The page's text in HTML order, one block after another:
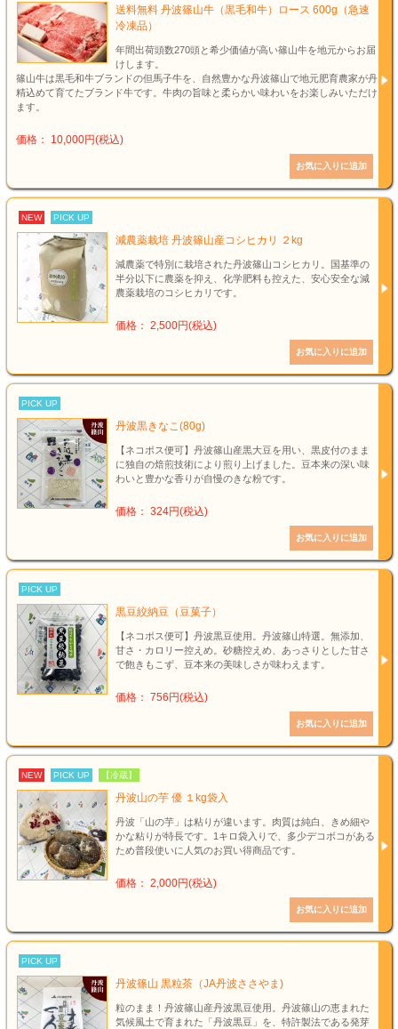
送料無料 丹波篠山牛（黒毛和牛）ロース 600g（急速
冷凍品）
年間出荷頭数270頭と希少価値が高い篠山牛を地元からお届
けします。
篠山牛は黒毛和牛ブランドの但馬子牛を、自然豊かな丹波篠山で地元肥育農家が丹
精込めて育てたブランド牛です。牛肉の旨味と柔らかい味わいをお楽しみいただけ
ます。
価格： 10,000円(税込)
NEW PICK UP
減農薬栽培 丹波篠山産コシヒカリ ２kg
減農薬で特別に栽培された丹波篠山コシヒカリ。国基準の
半分以下に農薬を抑え、化学肥料も控えた、安心安全な減
農薬栽培のコシヒカリです。
価格： 2,500円(税込)
PICK UP
丹波黒きなこ(80g)
【ネコポス便可】丹波篠山産黒大豆を用い、黒皮付のまま
に独自の焙煎技術により煎り上げました。豆本来の深い味
わいと豊かな香りが自慢のきな粉です。
価格： 324円(税込)
PICK UP
黒豆絞納豆（豆菓子）
【ネコポス便可】丹波黒豆使用。丹波篠山特選。無添加、
甘さ・カロリー控えめ。砂糖控えめ、あっさりとした甘さ
で飽きもこず、豆本来の美味しさが味わえます。
価格： 756円(税込)
NEW PICK UP 【冷蔵】
丹波山の芋 優 １kg袋入
丹波「山の芋」は粘りが違います。肉質は純白、きめ細や
かな粘りが特長です。1キロ袋入りで、多少デコボコがある
ため普段使いに人気のお買い得商品です。
価格： 2,000円(税込)
PICK UP
丹波篠山 黒粒茶（JA丹波ささやま)
粒のまま！丹波篠山産丹波黒豆使用。丹波篠山の恵まれた
気候風土で育まれた「丹波黒豆」を、特許製法である発芽